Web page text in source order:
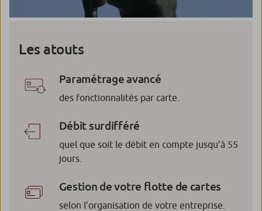
Les atouts
Paramétrage avancé
des fonctionnalités par carte.
Débit surdifféré
quel que soit le débit en compte jusqu’à 55
jours.
Gestion de votre flotte de cartes
selon l’organisation de votre entreprise.